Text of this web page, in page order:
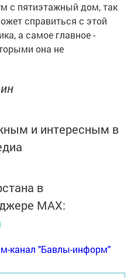
с пятиэтажный дом, так
справиться с этой
а самое главное -
она не
и интересным в
в
MАХ:
канал "Бавлы-информ"